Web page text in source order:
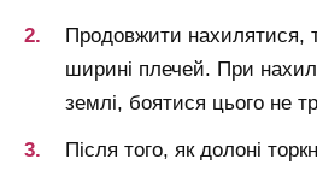
Продовжити нахилятися,
ширині плечей. При
землі, боятися цього не
Після того, як долоні